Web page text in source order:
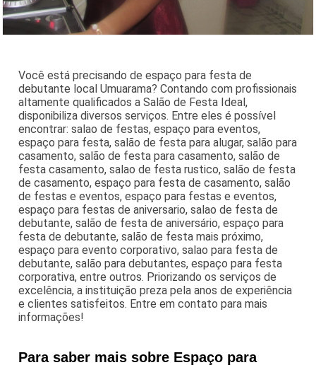
Você está precisando de espaço para festa de
debutante local Umuarama? Contando com profissionais
altamente qualificados a Salão de Festa Ideal,
disponibiliza diversos serviços. Entre eles é possível
encontrar: salao de festas, espaço para eventos,
espaço para festa, salão de festa para alugar, salão para
casamento, salão de festa para casamento, salão de
festa casamento, salao de festa rustico, salão de festa
de casamento, espaço para festa de casamento, salão
de festas e eventos, espaço para festas e eventos,
espaço para festas de aniversario, salao de festa de
debutante, salão de festa de aniversário, espaço para
festa de debutante, salão de festa mais próximo,
espaço para evento corporativo, salao para festa de
debutante, salão para debutantes, espaço para festa
corporativa, entre outros. Priorizando os serviços de
excelência, a instituição preza pela anos de experiência
e clientes satisfeitos. Entre em contato para mais
informações!
Para saber mais sobre Espaço para